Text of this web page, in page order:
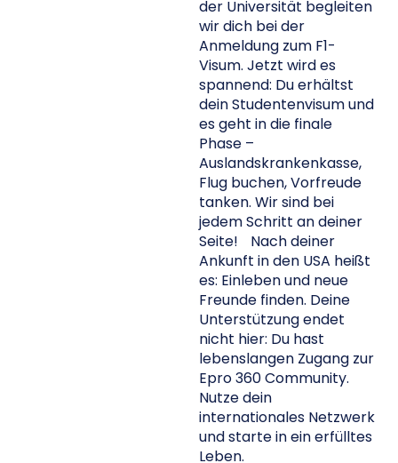
der Universität begleiten
wir dich bei der
Anmeldung zum F1-
Visum. Jetzt wird es
spannend: Du erhältst
dein Studentenvisum und
es geht in die finale
Phase –
Auslandskrankenkasse,
Flug buchen, Vorfreude
tanken. Wir sind bei
jedem Schritt an deiner
Seite! Nach deiner
Ankunft in den USA heißt
es: Einleben und neue
Freunde finden. Deine
Unterstützung endet
nicht hier: Du hast
lebenslangen Zugang zur
Epro 360 Community.
Nutze dein
internationales Netzwerk
und starte in ein erfülltes
Leben.